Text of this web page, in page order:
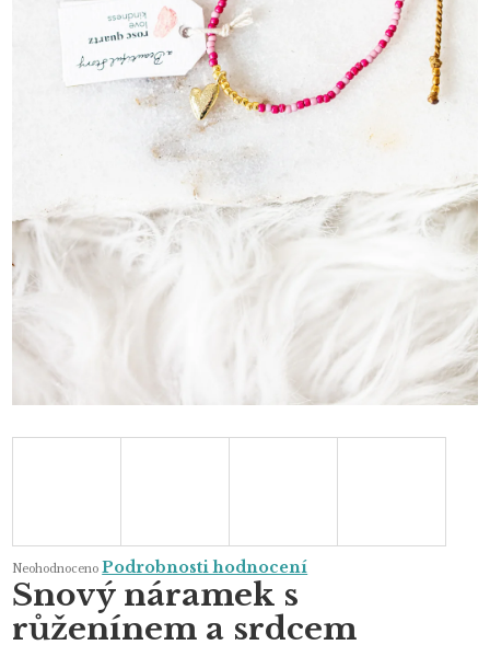
Průměrné
produktu
je
0,0
z
Neohodnoceno Podrobnosti hodnocení
Snový náramek s
růženínem a srdcem